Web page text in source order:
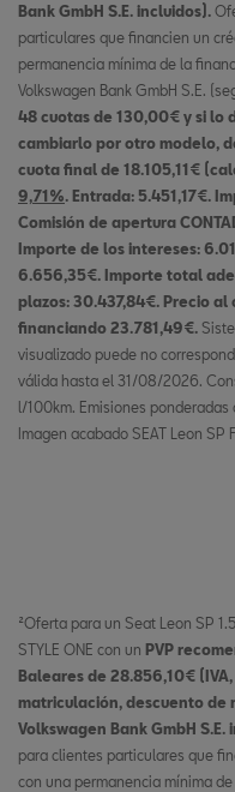
Bank GmbH S.E. incluidos).
particulares que financien un
permanencia mínima de la
Volkswagen Bank GmbH S.E.
48 cuotas de 130,00€ y si lo
cambiarlo por otro modelo,
cuota final de 18.105,11€
9,71%. Entrada: 5.451,17€.
Comisión de apertura
Importe de los intereses:
6.656,35€. Importe total
plazos: 30.437,84€. Precio
financiando 23.781,49€.
visualizado puede no
válida hasta el 31/08/2026.
l/100km. Emisiones ponderadas
Imagen acabado SEAT Leon SP
²Oferta para un Seat Leon SP
STYLE ONE con un PVP
Baleares de 28.856,10€
matriculación, descuento de
Volkswagen Bank GmbH S.E.
para clientes particulares que
con una permanencia mínima